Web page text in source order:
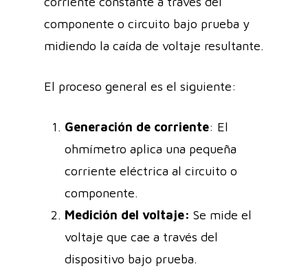
componente o circuito bajo prueba y
midiendo la caída de voltaje resultante.
El proceso general es el siguiente:
Generación de corriente: El
ohmímetro aplica una pequeña
corriente eléctrica al circuito o
componente.
Medición del voltaje: Se mide el
voltaje que cae a través del
dispositivo bajo prueba.